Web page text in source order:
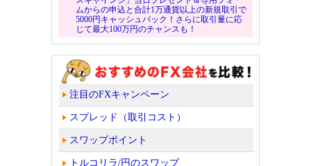
ムからの申込と合計1万通貨以上の新規取引で
5000円キャッシュバック！さらに取引量に応
じて最大100万円のチャンスも！
注目のFXキャンペーン
スプレッド（取引コスト）
スワップポイント
トルコリラ/円のスワップ